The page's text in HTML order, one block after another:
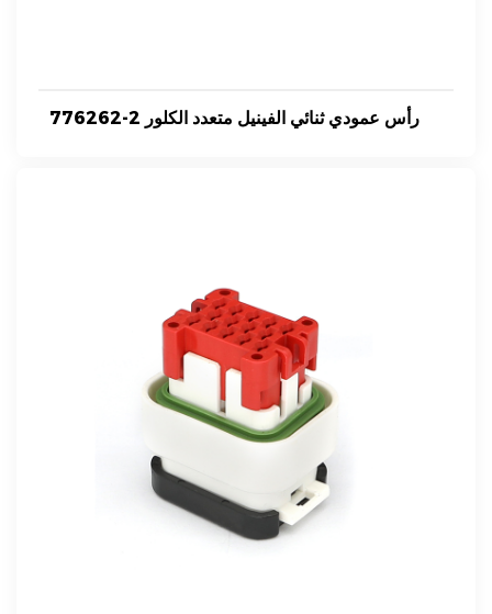
776262-2 رأس عمودي ثنائي الفينيل متعدد الكلور